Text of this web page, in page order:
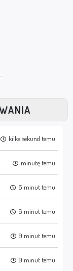
kilka sekund temu
minutę temu
6 minut temu
6 minut temu
9 minut temu
9 minut temu